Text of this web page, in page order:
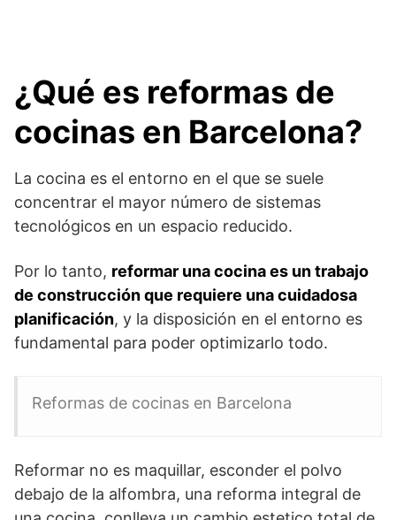
¿Qué es reformas de
cocinas en Barcelona?
La cocina es el entorno en el que se suele
concentrar el mayor número de sistemas
tecnológicos en un espacio reducido.
Por lo tanto, reformar una cocina es un trabajo
de construcción que requiere una cuidadosa
planificación, y la disposición en el entorno es
fundamental para poder optimizarlo todo.
Reformas de cocinas en Barcelona
Reformar no es maquillar, esconder el polvo
debajo de la alfombra, una reforma integral de